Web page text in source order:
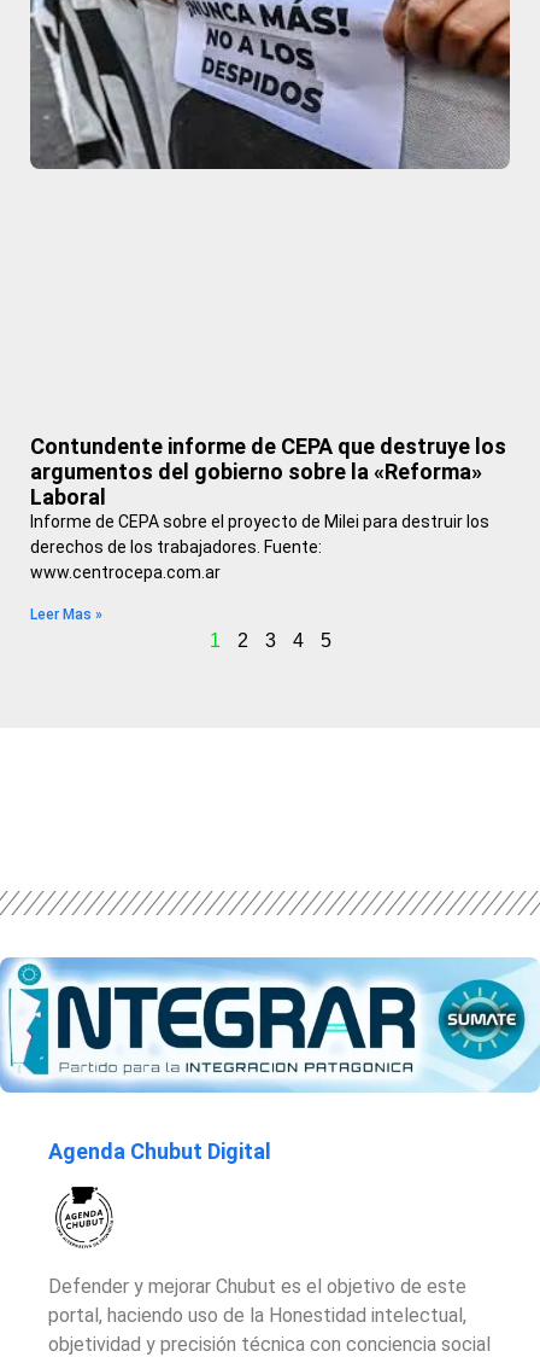
Contundente informe de CEPA que destruye los
argumentos del gobierno sobre la «Reforma»
Laboral
Informe de CEPA sobre el proyecto de Milei para destruir los
derechos de los trabajadores. Fuente:
www.centrocepa.com.ar
Leer Mas »
1 2 3 4 5
Agenda Chubut Digital
Defender y mejorar Chubut es el objetivo de este
portal, haciendo uso de la Honestidad intelectual,
objetividad y precisión técnica con conciencia social